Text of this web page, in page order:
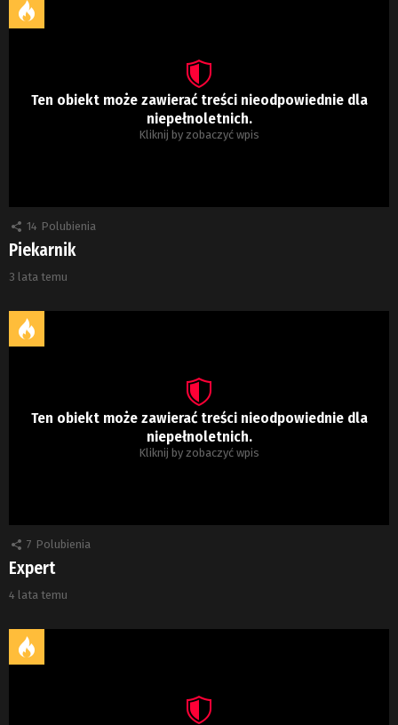
Ten obiekt może zawierać treści nieodpowiednie dla
niepełnoletnich.
Kliknij by zobaczyć wpis
14 Polubienia
Piekarnik
3 lata temu
Ten obiekt może zawierać treści nieodpowiednie dla
niepełnoletnich.
Kliknij by zobaczyć wpis
7 Polubienia
Expert
4 lata temu